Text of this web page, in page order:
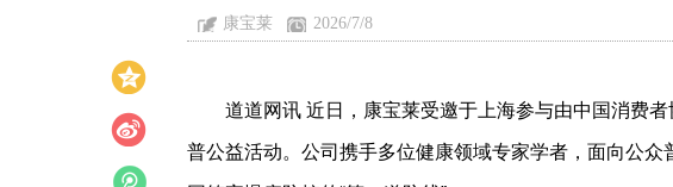
康宝莱 2026/7/8
道道网讯 近日，康宝莱受邀于上海参与由中国消费
普公益活动。公司携手多位健康领域专家学者，面向公